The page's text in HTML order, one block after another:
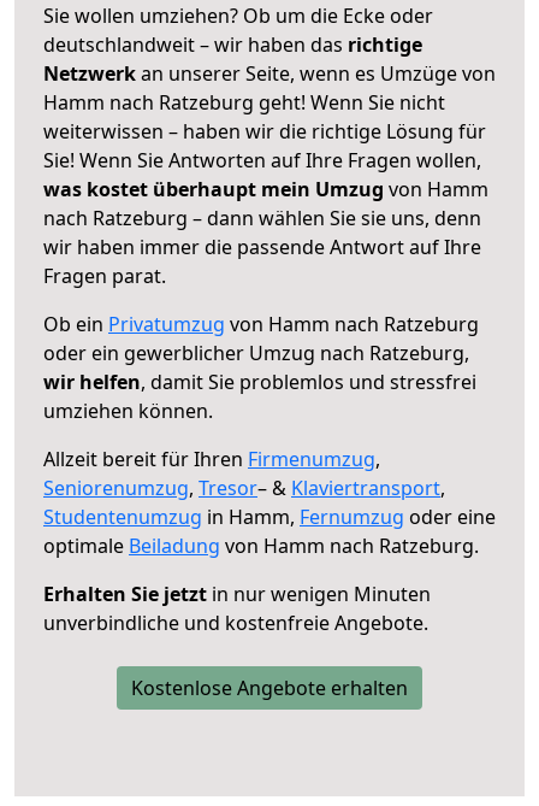
Sie wollen umziehen? Ob um die Ecke oder
deutschlandweit – wir haben das richtige
Netzwerkan unserer Seite, wenn es Umzüge von
Hamm nach Ratzeburg geht! Wenn Sie nicht
weiterwissen – haben wir die richtige Lösung für
Sie! Wenn Sie Antworten auf Ihre Fragen wollen,
was kostet überhaupt mein Umzug von Hamm
nach Ratzeburg – dann wählen Sie sie uns, denn
wir haben immer die passende Antwort auf Ihre
Fragen parat.
Ob ein Privatumzug von Hamm nach Ratzeburg
oder ein gewerblicher Umzug nach Ratzeburg,
wir helfen, damit Sie problemlos und stressfrei
umziehen können.
Allzeit bereit für Ihren Firmenumzug,
Seniorenumzug, Tresor– & Klaviertransport,
Studentenumzug in Hamm, Fernumzug oder eine
optimale Beiladung von Hamm nach Ratzeburg.
Erhalten Sie jetzt in nur wenigen Minuten
unverbindliche und kostenfreie Angebote.
Kostenlose Angebote erhalten